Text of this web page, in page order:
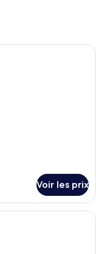
avec une tête de lit
Voir les prix
à coucher avec un lit,